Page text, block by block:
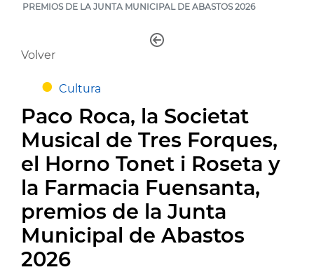
PREMIOS DE LA JUNTA MUNICIPAL DE ABASTOS 2026
Volver
Cultura
Paco Roca, la Societat
Musical de Tres Forques,
el Horno Tonet i Roseta y
la Farmacia Fuensanta,
premios de la Junta
Municipal de Abastos
2026